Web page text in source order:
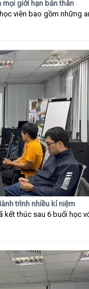
mọi giới hạn bản thân
viên bao gồm những
trình nhiều kỉ niệm
kết thúc sau 6 buổi học